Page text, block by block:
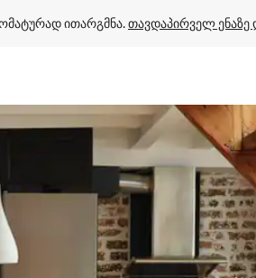
ითარგმნა. თავდაპირველ ენაზე